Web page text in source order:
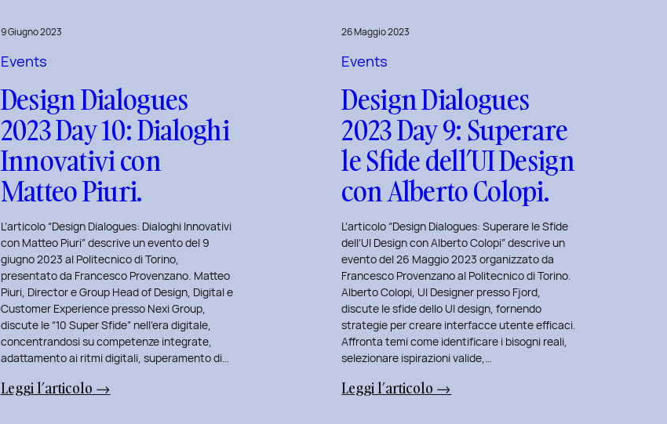
User
Experience
per
l’Inclusive
Design
presso
ISTUD
Business
School
e
Sostenibilità
nel
Fashion
E-
commerce
al
Politecnico
di
Torino
9 Giugno 2023
Events
Design Dialogues
2023 Day 10: Dialoghi
Innovativi con
Matteo Piuri.
L’articolo “Design Dialogues: Dialoghi Innovativi
con Matteo Piuri” descrive un evento del 9
giugno 2023 al Politecnico di Torino,
presentato da Francesco Provenzano. Matteo
Piuri, Director e Group Head of Design, Digital e
Customer Experience presso Nexi Group,
discute le “10 Super Sfide” nell’era digitale,
concentrandosi su competenze integrate,
adattamento ai ritmi digitali, superamento di…
Leggi l’articolo →:
26 Maggio 2023
Events
Design Dialogues
2023 Day 9: Superare
le Sfide dell’UI Design
con Alberto Colopi.
L’articolo “Design Dialogues: Superare le Sfide
dell’UI Design con Alberto Colopi” descrive un
evento del 26 Maggio 2023 organizzato da
Francesco Provenzano al Politecnico di Torino.
Alberto Colopi, UI Designer presso Fjord,
discute le sfide dello UI design, fornendo
strategie per creare interfacce utente efficaci.
Affronta temi come identificare i bisogni reali,
selezionare ispirazioni valide,…
Leggi l’articolo →